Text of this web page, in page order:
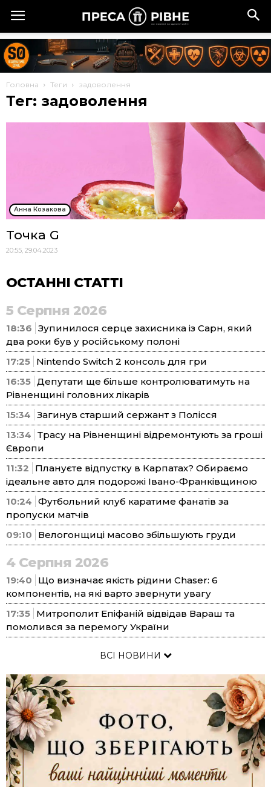
Головна Теги задоволення
Тег: задоволення
Анна Козакова
Точка G
20:55, 29.04.2023
ОСТАННІ СТАТТІ
5 Серпня 2026
18:36 Зупинилося серце захисника із Сарн, який
два роки був у російському полоні
17:25 Nintendo Switch 2 консоль для гри
16:35 Депутати ще більше контролюватимуть на
Рівненщині головних лікарів
15:34 Загинув старший сержант з Полісся
13:34 Трасу на Рівненщині відремонтують за гроші
Європи
11:32
Плануєте відпустку в Карпатах? Обираємо
ідеальне авто для подорожі Івано-Франківщиною
10:24 Футбольний клуб каратиме фанатів за
пропуски матчів
09:10
Велогонщиці масово збільшують груди
4 Серпня 2026
19:40
Що визначає якість рідини Chaser: 6
компонентів, на які варто звернути увагу
17:35 Митрополит Епіфаній відвідав Вараш та
помолився за перемогу України
ВСІ НОВИНИ